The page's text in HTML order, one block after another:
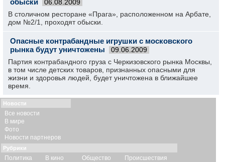
обыски
06.08.2009
В столичном ресторане «Прага», расположенном на Арбате,
дом №2/1, проходят обыски.
Опасные контрабандные игрушки с московского
рынка будут уничтожены
09.06.2009
Партия контрабандного груза с Черкизовского рынка Москвы,
в том числе детских товаров, признанных опасными для
жизни и здоровья людей, будет уничтожена в ближайшее
время.
Новости
Все новости
В мире
Фото
Новости партнеров
Рубрики
Политика В кино Общество Происшествия